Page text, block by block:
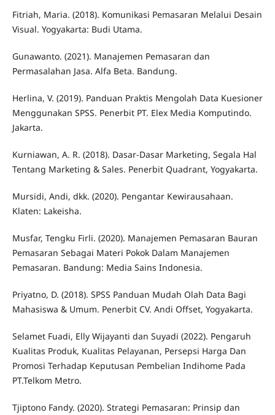
Fitriah, Maria. (2018). Komunikasi Pemasaran Melalui Desain
Visual. Yogyakarta: Budi Utama.
Gunawanto. (2021). Manajemen Pemasaran dan
Permasalahan Jasa. Alfa Beta. Bandung.
Herlina, V. (2019). Panduan Praktis Mengolah Data Kuesioner
Menggunakan SPSS. Penerbit PT. Elex Media Komputindo.
Jakarta.
Kurniawan, A. R. (2018). Dasar-Dasar Marketing, Segala Hal
Tentang Marketing & Sales. Penerbit Quadrant, Yogyakarta.
Mursidi, Andi, dkk. (2020). Pengantar Kewirausahaan.
Klaten: Lakeisha.
Musfar, Tengku Firli. (2020). Manajemen Pemasaran Bauran
Pemasaran Sebagai Materi Pokok Dalam Manajemen
Pemasaran. Bandung: Media Sains Indonesia.
Priyatno, D. (2018). SPSS Panduan Mudah Olah Data Bagi
Mahasiswa & Umum. Penerbit CV. Andi Offset, Yogyakarta.
Selamet Fuadi, Elly Wijayanti dan Suyadi (2022). Pengaruh
Kualitas Produk, Kualitas Pelayanan, Persepsi Harga Dan
Promosi Terhadap Keputusan Pembelian Indihome Pada
PT.Telkom Metro.
Tjiptono Fandy. (2020). Strategi Pemasaran: Prinsip dan